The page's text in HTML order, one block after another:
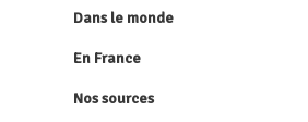
Dans le monde
En France
Nos sources